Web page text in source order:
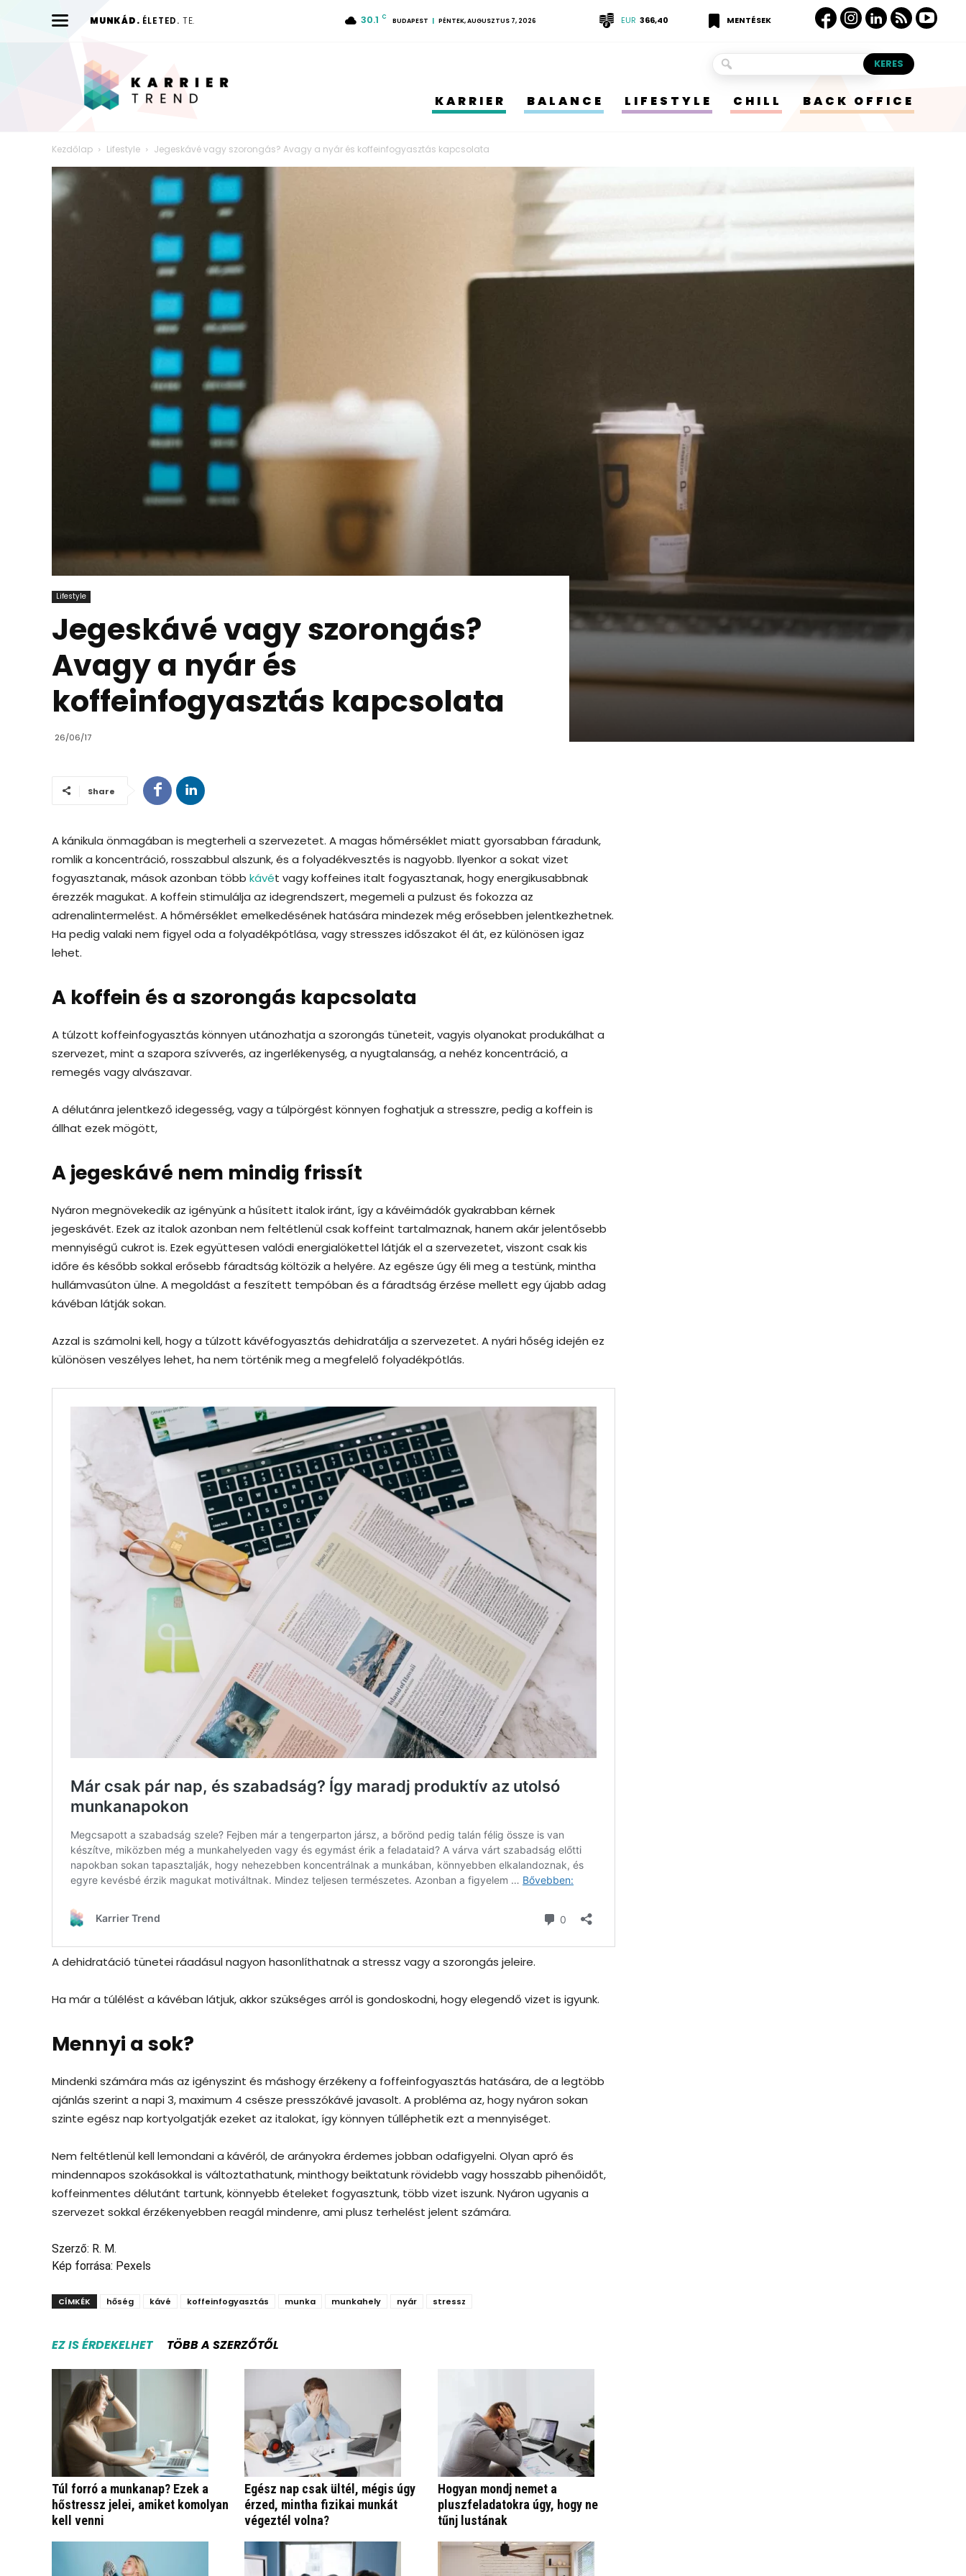
MUNKÁD. ÉLETED. TE. 30.1 C BUDAPEST PÉNTEK, AUGUSZTUS 7, 2026 EUR 366,40 MENTÉSEK
KARRIER BALANCE LIFESTYLE CHILL BACK OFFICE
Kezdőlap Lifestyle Jegeskávé vagy szorongás? Avagy a nyár és koffeinfogyasztás kapcsolata
Lifestyle
Jegeskávé vagy szorongás?
Avagy a nyár és
koffeinfogyasztás kapcsolata
26/06/17
Share
A kánikula önmagában is megterheli a szervezetet. A magas hőmérséklet miatt gyorsabban fáradunk,
romlik a koncentráció, rosszabbul alszunk, és a folyadékvesztés is nagyobb. Ilyenkor a sokat vizet
fogyasztanak, mások azonban több kávét vagy koffeines italt fogyasztanak, hogy energikusabbnak
érezzék magukat. A koffein stimulálja az idegrendszert, megemeli a pulzust és fokozza az
adrenalintermelést. A hőmérséklet emelkedésének hatására mindezek még erősebben jelentkezhetnek.
Ha pedig valaki nem figyel oda a folyadékpótlása, vagy stresszes időszakot él át, ez különösen igaz
lehet.
A koffein és a szorongás kapcsolata
A túlzott koffeinfogyasztás könnyen utánozhatja a szorongás tüneteit, vagyis olyanokat produkálhat a
szervezet, mint a szapora szívverés, az ingerlékenység, a nyugtalanság, a nehéz koncentráció, a
remegés vagy alvászavar.
A délutánra jelentkező idegesség, vagy a túlpörgést könnyen foghatjuk a stresszre, pedig a koffein is
állhat ezek mögött,
A jegeskávé nem mindig frissít
Nyáron megnövekedik az igényünk a hűsített italok iránt, így a kávéimádók gyakrabban kérnek
jegeskávét. Ezek az italok azonban nem feltétlenül csak koffeint tartalmaznak, hanem akár jelentősebb
mennyiségű cukrot is. Ezek együttesen valódi energialökettel látják el a szervezetet, viszont csak kis
időre és később sokkal erősebb fáradtság költözik a helyére. Az egésze úgy éli meg a testünk, mintha
hullámvasúton ülne. A megoldást a feszített tempóban és a fáradtság érzése mellett egy újabb adag
kávéban látják sokan.
Azzal is számolni kell, hogy a túlzott kávéfogyasztás dehidratálja a szervezetet. A nyári hőség idején ez
különösen veszélyes lehet, ha nem történik meg a megfelelő folyadékpótlás.
A dehidratáció tünetei ráadásul nagyon hasonlíthatnak a stressz vagy a szorongás jeleire.
Ha már a túlélést a kávéban látjuk, akkor szükséges arról is gondoskodni, hogy elegendő vizet is igyunk.
Mennyi a sok?
Mindenki számára más az igényszint és máshogy érzékeny a foffeinfogyasztás hatására, de a legtöbb
ajánlás szerint a napi 3, maximum 4 csésze presszókávé javasolt. A probléma az, hogy nyáron sokan
szinte egész nap kortyolgatják ezeket az italokat, így könnyen túlléphetik ezt a mennyiséget.
Nem feltétlenül kell lemondani a kávéról, de arányokra érdemes jobban odafigyelni. Olyan apró és
mindennapos szokásokkal is változtathatunk, minthogy beiktatunk rövidebb vagy hosszabb pihenőidőt,
koffeinmentes délutánt tartunk, könnyebb ételeket fogyasztunk, több vizet iszunk. Nyáron ugyanis a
szervezet sokkal érzékenyebben reagál mindenre, ami plusz terhelést jelent számára.
Szerző: R. M.
Kép forrása: Pexels
CÍMKÉK hőség kávé koffeinfogyasztás munka munkahely nyár stressz
EZ IS ÉRDEKELHET TÖBB A SZERZŐTŐL
Túl forró a munkanap? Ezek a
hőstressz jelei, amiket komolyan
kell venni
Egész nap csak ültél, mégis úgy
érzed, mintha fizikai munkát
végeztél volna?
Hogyan mondj nemet a
pluszfeladatokra úgy, hogy ne
tűnj lustának